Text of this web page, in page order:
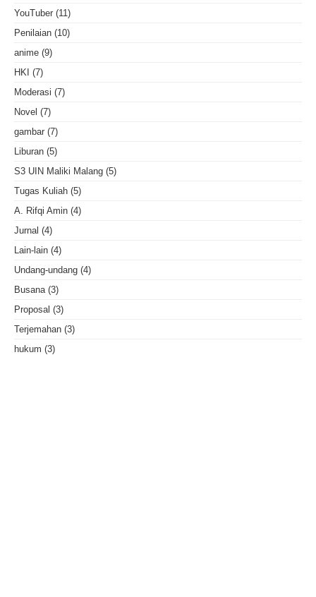
YouTuber (11)
Penilaian (10)
anime (9)
HKI (7)
Moderasi (7)
Novel (7)
gambar (7)
Liburan (5)
S3 UIN Maliki Malang (5)
Tugas Kuliah (5)
A. Rifqi Amin (4)
Jurnal (4)
Lain-lain (4)
Undang-undang (4)
Busana (3)
Proposal (3)
Terjemahan (3)
hukum (3)